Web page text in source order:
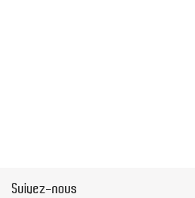
Suivez-nous